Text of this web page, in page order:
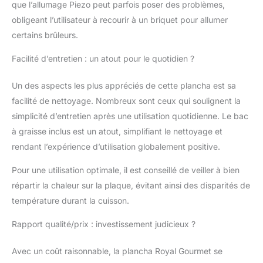
indépendamment pour
un démarrage rapide et
de 67,5 X 48,0 x 22,5
transportée à l'extérieur
pour des soirées
barbecue de 3 à 4
personnes. Cuisson
Saine: Les orifices
d'évacuation situés sur
le dessus de la plaque
associés au bac à
graisse amovible,
efficacement les
tout moment, ce qui
que l’allumage Piezo peut parfois poser des problèmes,
obligeant l’utilisateur à recourir à un briquet pour allumer
certains brûleurs.
Facilité d’entretien : un atout pour le quotidien ?
Un des aspects les plus appréciés de cette plancha est sa
facilité de nettoyage. Nombreux sont ceux qui soulignent la
simplicité d’entretien après une utilisation quotidienne. Le bac
à graisse inclus est un atout, simplifiant le nettoyage et
rendant l’expérience d’utilisation globalement positive.
Pour une utilisation optimale, il est conseillé de veiller à bien
répartir la chaleur sur la plaque, évitant ainsi des disparités de
température durant la cuisson.
Rapport qualité/prix : investissement judicieux ?
Avec un coût raisonnable, la plancha Royal Gourmet se